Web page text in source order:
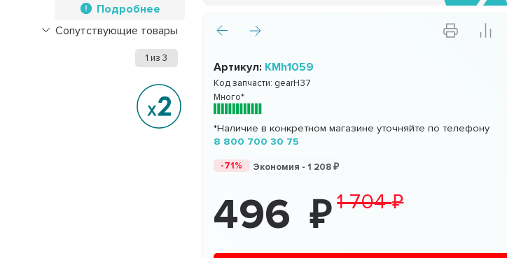
Подробнее
Сопутствующие товары
1 из3
Артикул: KMh1059
Код запчасти: gearH37
Много*
*Наличие в конкретном магазине уточняйте по телефону
8 800 700 30 75
-71% Экономия -1 208
496 1 704